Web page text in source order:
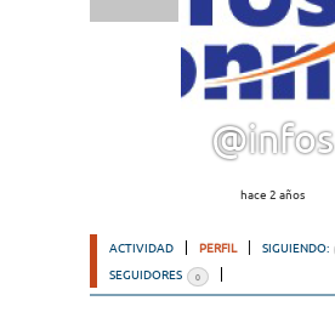
@infos
hace 2 años
ACTIVIDAD PERFIL SIGUIENDO:
SEGUIDORES 0